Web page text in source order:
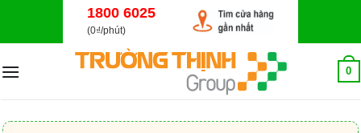
dung
1800 6025
(0₫/phút)
0